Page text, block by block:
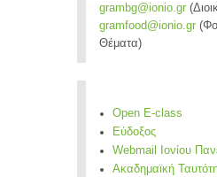
grambg@ionio.gr
gramfood@ionio.gr
Θέματα)
Open E-class
Εύδοξος
Webmail Ιονίου
Ακαδημαϊκή